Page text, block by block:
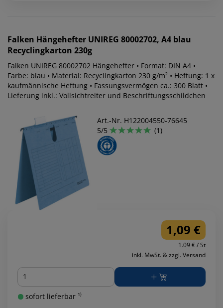
Falken Hängehefter UNIREG 80002702, A4 blau
Recyclingkarton 230g
Falken UNIREG 80002702 Hängehefter • Format: DIN A4 •
Farbe: blau • Material: Recyclingkarton 230 g/m² • Heftung: 1 x
kaufmännische Heftung • Fassungsvermögen ca.: 300 Blatt •
Lieferung inkl.: Vollsichtreiter und Beschriftungsschildchen
Art.-Nr. H122004550-76645
5/5
(1)
1,09 €
1.09 € / St
inkl. MwSt. & zzgl. Versand
Menge
sofort lieferbar ¹⁾